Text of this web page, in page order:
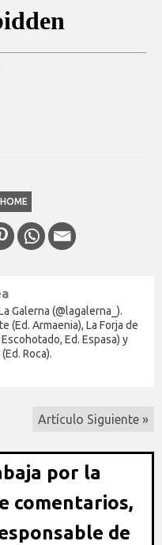
Galerna (@lagalerna_).
(Ed. Armaenia), La Forja de
Ed. Espasa) y
Roca).
Artículo Siguiente »
por la
comentarios,
de